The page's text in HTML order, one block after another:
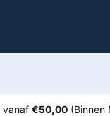
vanaf €50,00(Binnen